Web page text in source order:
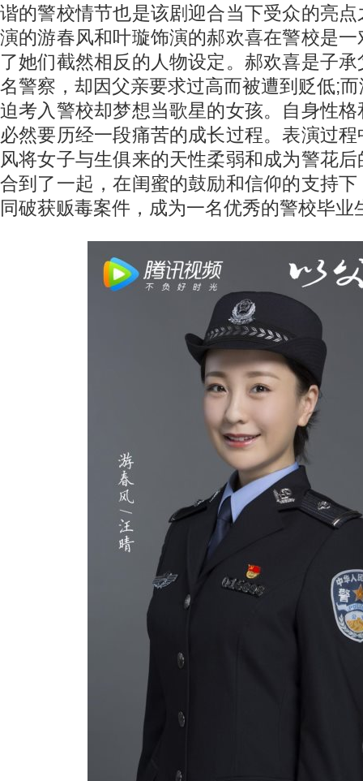
谐的警校情节也是该剧迎合当下受众的亮
演的游春风和叶璇饰演的郝欢喜在警校是
了她们截然相反的人物设定。郝欢喜是子
名警察，却因父亲要求过高而被遭到贬低;
迫考入警校却梦想当歌星的女孩。自身性
必然要历经一段痛苦的成长过程。表演过
风将女子与生俱来的天性柔弱和成为警花
合到了一起，在闺蜜的鼓励和信仰的支持
同破获贩毒案件，成为一名优秀的警校毕业